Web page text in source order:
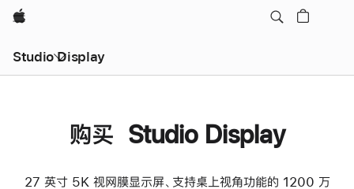
Apple
Studio Display
购买 Studio Display
27 英寸 5K 视网膜显示屏、支持桌上视角功能的 1200 万